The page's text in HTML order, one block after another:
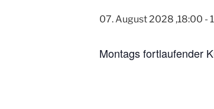
07. August 2028 ,18:00 -
Montags fortlaufender